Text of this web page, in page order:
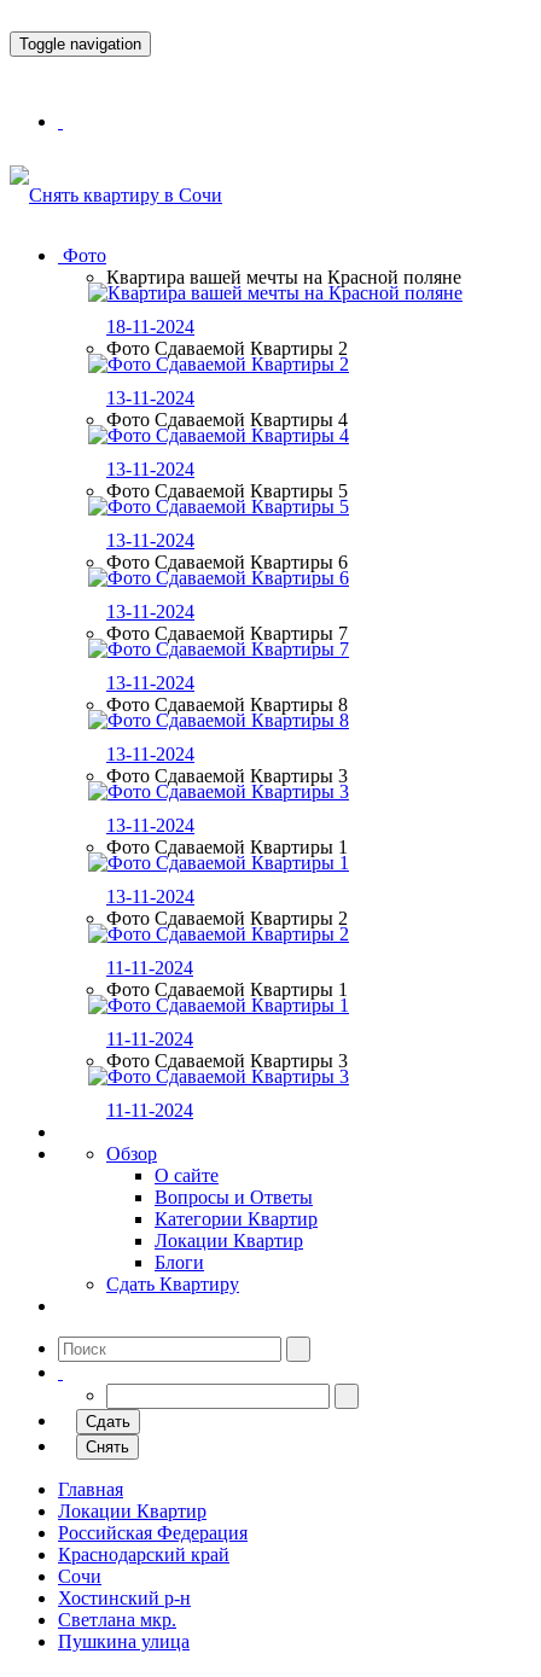
Toggle navigation
Фото
Квартира вашей мечты на Красной поляне
18-11-2024
Фото Сдаваемой Квартиры 2
13-11-2024
Фото Сдаваемой Квартиры 4
13-11-2024
Фото Сдаваемой Квартиры 5
13-11-2024
Фото Сдаваемой Квартиры 6
13-11-2024
Фото Сдаваемой Квартиры 7
13-11-2024
Фото Сдаваемой Квартиры 8
13-11-2024
Фото Сдаваемой Квартиры 3
13-11-2024
Фото Сдаваемой Квартиры 1
13-11-2024
Фото Сдаваемой Квартиры 2
11-11-2024
Фото Сдаваемой Квартиры 1
11-11-2024
Фото Сдаваемой Квартиры 3
11-11-2024
Обзор
О сайте
Вопросы и Ответы
Категории Квартир
Локации Квартир
Блоги
Сдать Квартиру
Сдать
Снять
Главная
Локации Квартир
Российская Федерация
Краснодарский край
Сочи
Хостинский р-н
Светлана мкр.
Пушкина улица